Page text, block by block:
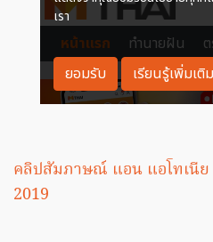
คลิปสัมภาษณ์ แอน แอโทเนีย
2019